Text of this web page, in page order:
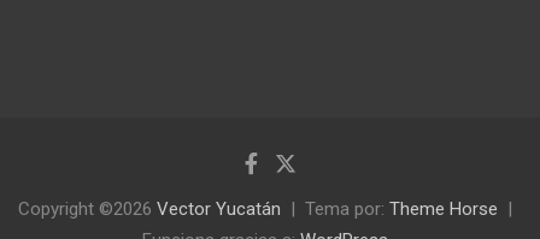
Copyright ©2026 Vector Yucatán Tema por: Theme Horse